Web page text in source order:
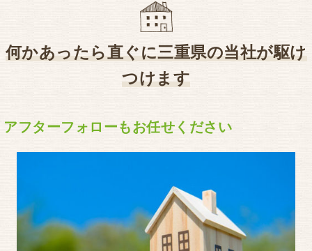
何かあったら直ぐに三重県の当社が駆け
つけます
アフターフォローもお任せください